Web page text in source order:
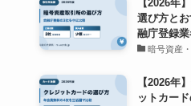
【2026年
選び方と
融庁登録
暗号資産
【2026年
ットカー